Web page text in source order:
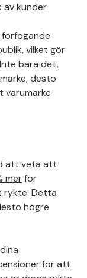
kunder.
vilket gör
bara det,
desto
varumärke
att veta att
merför
Detta
högre
för att